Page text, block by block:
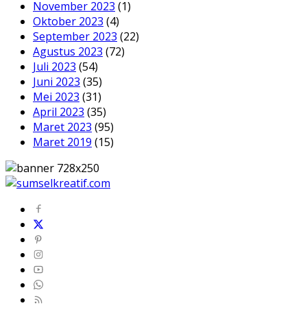
November 2023 (1)
Oktober 2023 (4)
September 2023 (22)
Agustus 2023 (72)
Juli 2023 (54)
Juni 2023 (35)
Mei 2023 (31)
April 2023 (35)
Maret 2023 (95)
Maret 2019 (15)